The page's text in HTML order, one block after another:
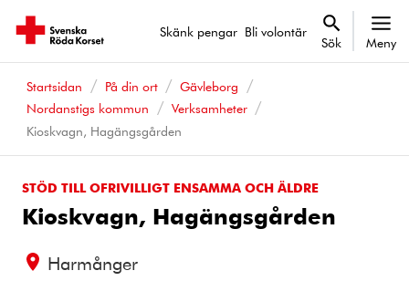
Skänk pengar Bli volontär
Sök Meny
Startsidan På din ort
Gävleborg
Nordanstigs kommun
Verksamheter
Kioskvagn, Hagängsgården
STÖD TILL OFRIVILLIGT ENSAMMA OCH ÄLDRE
Kioskvagn, Hagängsgården
Harmånger